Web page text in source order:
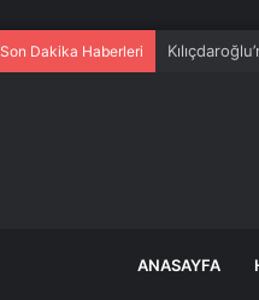
Son Dakika Haberleri
ANASAYFA